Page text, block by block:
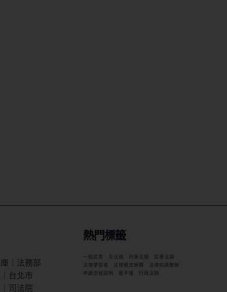
｜法務部
台北市
司法院
熱門標籤
一般民眾 全法規 刑事法類
民事法類
法律學習者
法律概念解釋
法律知識瞭解
申請流程說明
看不懂 行政法類